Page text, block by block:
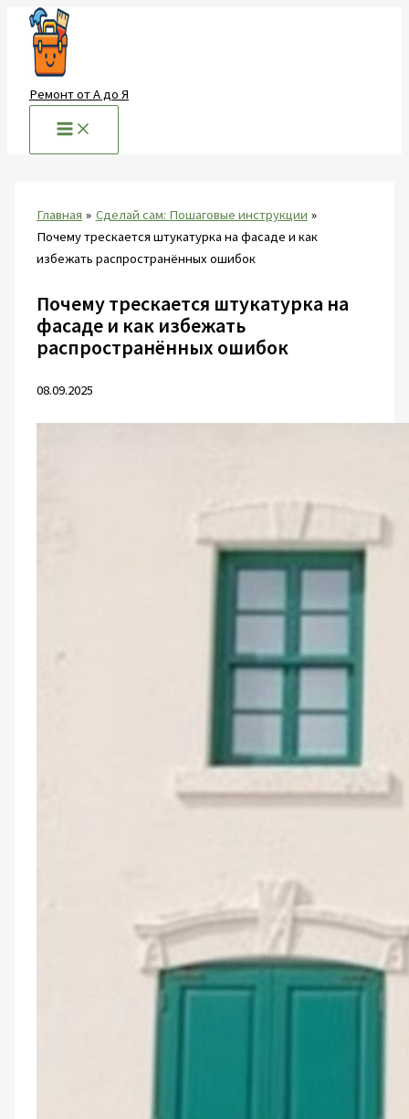
Перейти
содержимому
Ремонт от А до Я
Главная
Сделай сам: Пошаговые инструкции
Почему трескается штукатурка на фасаде и как
избежать распространённых ошибок
Почему трескается штукатурка на
фасаде и как избежать
распространённых ошибок
08.09.2025